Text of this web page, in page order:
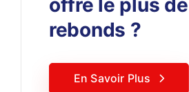
rebonds ?
En Savoir Plus